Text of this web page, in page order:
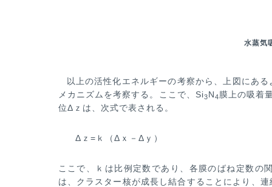
水蒸気
以上の活性化エネルギーの考察から、上図にあ
メカニズムを考察する。ここで、Si3N4膜上の吸着
位Δｚは、次式で表 される。
Δｚ=ｋ（Δｘ－Δｙ）
ここで、ｋは比例定数であり、各膜のばね定数の
は、クラスター核が成長し結合することにより、連